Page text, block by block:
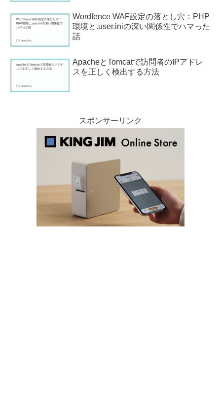
Wordfence WAF設定の落とし穴：PHP
環境と.user.iniの深い関係性でハマった
話
ApacheとTomcatで訪問者のIPアドレ
スを正しく検出する方法
スポンサーリンク